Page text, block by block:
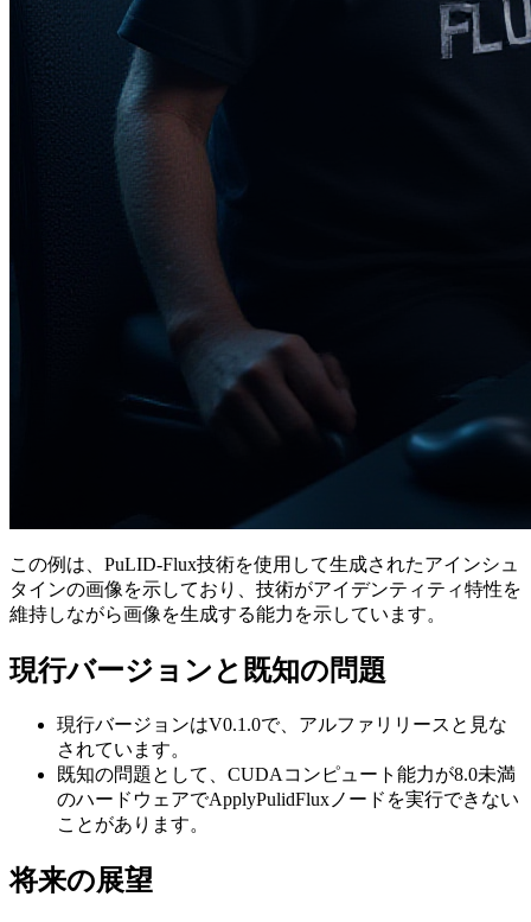
この例は、PuLID-Flux技術を使用して生成されたアインシュ
タインの画像を示しており、技術がアイデンティティ特性を
維持しながら画像を生成する能力を示しています。
現行バージョンと既知の問題
現行バージョンはV0.1.0で、アルファリリースと見な
されています。
既知の問題として、CUDAコンピュート能力が8.0未満
のハードウェアでApplyPulidFluxノードを実行できない
ことがあります。
将来の展望